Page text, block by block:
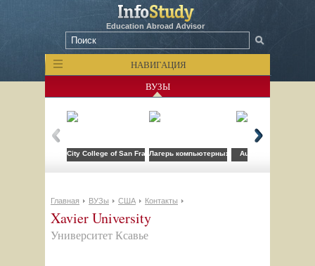
Education Abroad Advisor
НАВИГАЦИЯ
ВУЗЫ
City College of San FranciscoЛагерь компьютерных технологий FLS при
Auburn University
Главная ВУЗы США Контакты
Xavier University
Университет Ксавье